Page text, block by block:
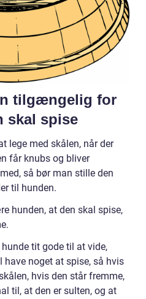
tilgængelig for
skal spise
lege med skålen, når der
får knubs og bliver
så bør man stille den
til hunden.
hunden, at den skal spise,
tit gode til at vide,
have noget at spise, så hvis
hvis den står fremme,
til, at den er sulten, og at